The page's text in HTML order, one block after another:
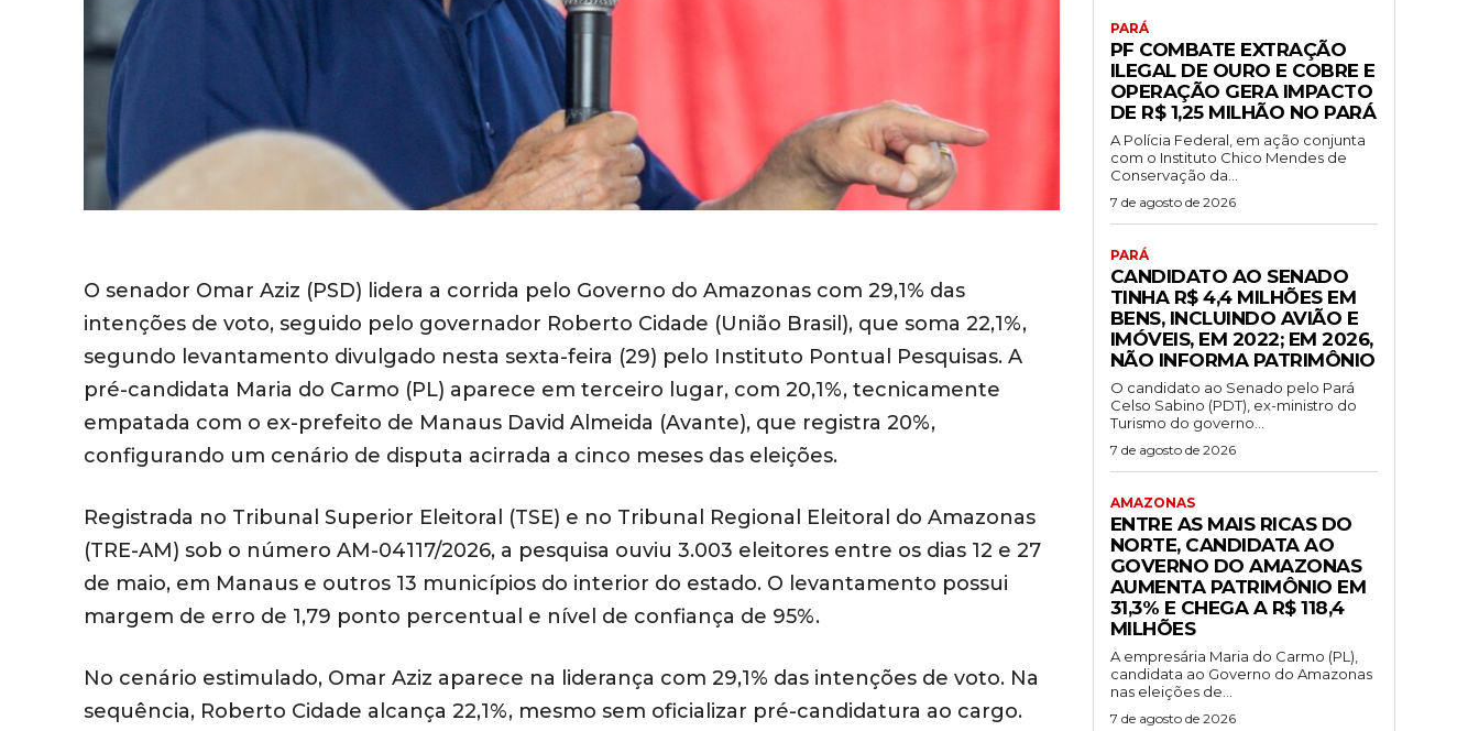
O senador Omar Aziz (PSD) lidera a corrida pelo Governo do Amazonas com 29,1% das
intenções de voto, seguido pelo governador Roberto Cidade (União Brasil), que soma 22,1%,
segundo levantamento divulgado nesta sexta-feira (29) pelo Instituto Pontual Pesquisas. A
pré-candidata Maria do Carmo (PL) aparece em terceiro lugar, com 20,1%, tecnicamente
empatada com o ex-prefeito de Manaus David Almeida (Avante), que registra 20%,
configurando um cenário de disputa acirrada a cinco meses das eleições.
Registrada no Tribunal Superior Eleitoral (TSE) e no Tribunal Regional Eleitoral do Amazonas
(TRE-AM) sob o número AM-04117/2026, a pesquisa ouviu 3.003 eleitores entre os dias 12 e 27
de maio, em Manaus e outros 13 municípios do interior do estado. O levantamento possui
margem de erro de 1,79 ponto percentual e nível de confiança de 95%.
No cenário estimulado, Omar Aziz aparece na liderança com 29,1% das intenções de voto. Na
sequência, Roberto Cidade alcança 22,1%, mesmo sem oficializar pré-candidatura ao cargo.
PARÁ
PF COMBATE EXTRAÇÃO
ILEGAL DE OURO E COBRE E
OPERAÇÃO GERA IMPACTO
DE R$ 1,25 MILHÃO NO PARÁ
A Polícia Federal, em ação conjunta
com o Instituto Chico Mendes de
Conservação da...
7 de agosto de 2026
PARÁ
CANDIDATO AO SENADO
TINHA R$ 4,4 MILHÕES EM
BENS, INCLUINDO AVIÃO E
IMÓVEIS, EM 2022; EM 2026,
NÃO INFORMA PATRIMÔNIO
O candidato ao Senado pelo Pará
Celso Sabino (PDT), ex-ministro do
Turismo do governo...
7 de agosto de 2026
AMAZONAS
ENTRE AS MAIS RICAS DO
NORTE, CANDIDATA AO
GOVERNO DO AMAZONAS
AUMENTA PATRIMÔNIO EM
31,3% E CHEGA A R$ 118,4
MILHÕES
A empresária Maria do Carmo (PL),
candidata ao Governo do Amazonas
nas eleições de...
7 de agosto de 2026